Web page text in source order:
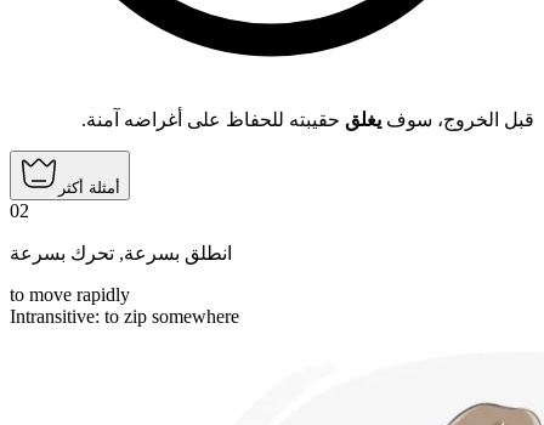
قبل الخروج، سوف يغلق حقيبته للحفاظ على أغراضه آمنة.
أمثلة أكثر
02
انطلق بسرعة, تحرك بسرعة
to move rapidly
Intransitive: to zip somewhere